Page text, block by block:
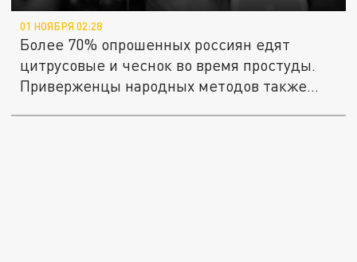
01 НОЯБРЯ 02:28
Более 70% опрошенных россиян едят
цитрусовые и чеснок во время простуды.
Приверженцы народных методов также...